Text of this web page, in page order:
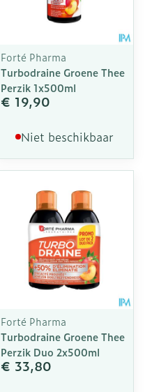
Forté Pharma
Turbodraine Groene Thee
Perzik 1x500ml
€ 19,90
Niet beschikbaar
Forté Pharma
Turbodraine Groene Thee
Perzik Duo 2x500ml
€ 33,80